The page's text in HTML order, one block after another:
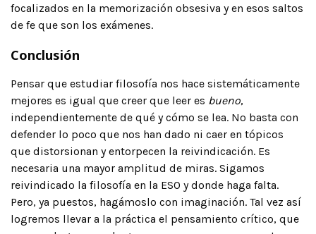
focalizados en la memorización obsesiva y en esos saltos
de fe que son los exámenes.
Conclusión
Pensar que estudiar filosofía nos hace sistemáticamente
mejores es igual que creer que leer es bueno,
independientemente de qué y cómo se lea. No basta con
defender lo poco que nos han dado ni caer en tópicos
que distorsionan y entorpecen la reivindicación. Es
necesaria una mayor amplitud de miras. Sigamos
reivindicado la filosofía en la ESO y donde haga falta.
Pero, ya puestos, hagámoslo con imaginación. Tal vez así
logremos llevar a la práctica el pensamiento crítico, que